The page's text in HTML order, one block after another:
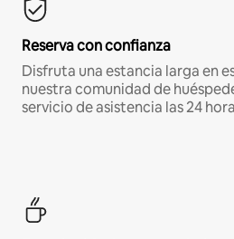
Reserva con confianza
Disfruta una estancia larga en
nuestra comunidad de
servicio de asistencia las 24